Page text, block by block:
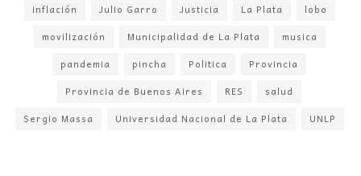
inflación
Julio Garro Justicia La Plata
lobo
movilización
Municipalidad de La Plata
musica
pandemia
pincha Politica
Provincia
Provincia de Buenos Aires
RES
salud
Sergio Massa
Universidad Nacional de La Plata UNLP